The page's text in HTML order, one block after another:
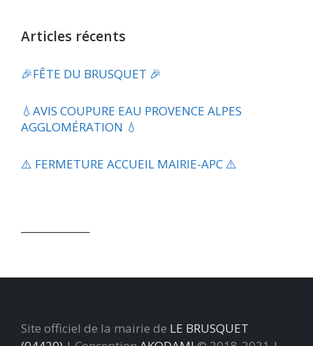
Articles récents
🎉FÊTE DU BRUSQUET 🎉
💧​AVIS COUPURE EAU PROVENCE ALPES
AGGLOMÉRATION 💧
⚠️ FERMETURE ACCUEIL MAIRIE-APC ⚠️
Site officiel de la mairie de LE BRUSQUET